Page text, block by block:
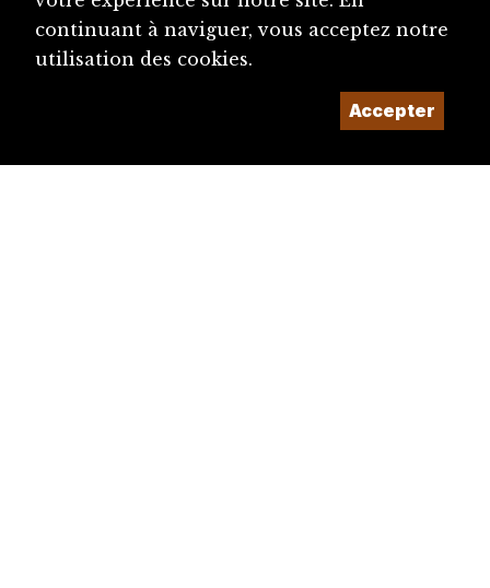
Voutat, Bernard (1958-)
Narcisse (1967-)
continuant à naviguer, vous acceptez notre
utilisation des cookies.
Accepter